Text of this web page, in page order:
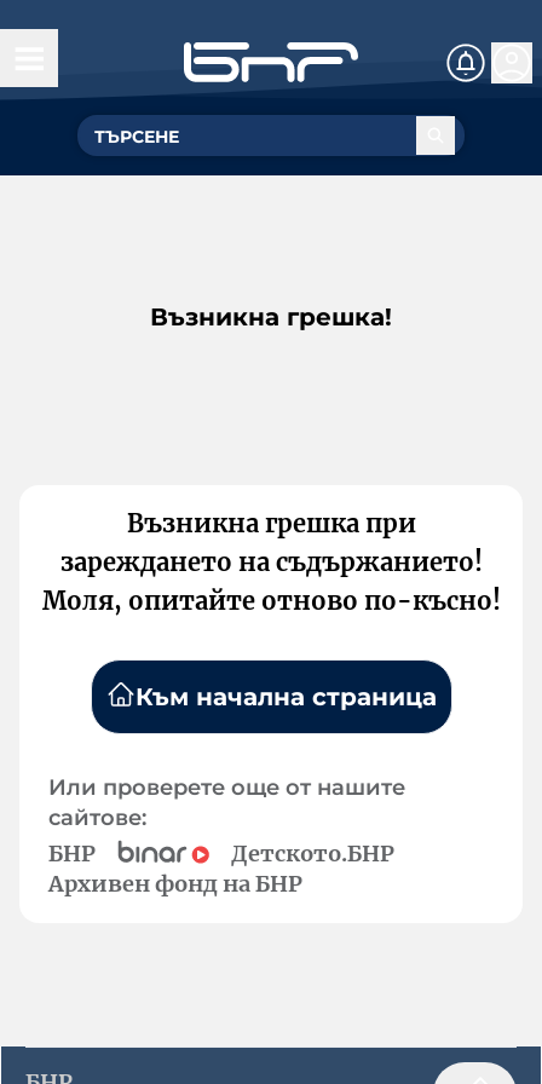
Възникна грешка!
Възникна грешка при
зареждането на съдържанието!
Моля, опитайте отново по-късно!
Към начална страница
Или проверете още от нашите
сайтове:
БНР
Детското.БНР
Архивен фонд на БНР